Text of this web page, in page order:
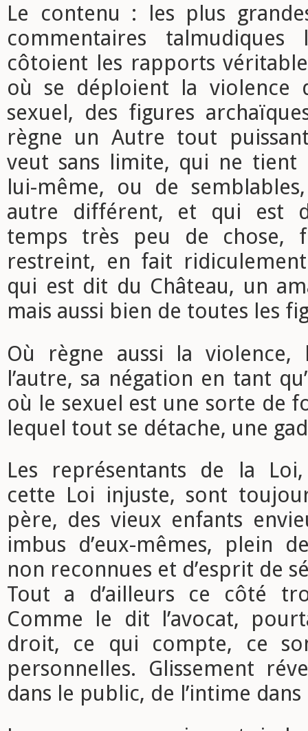
Le contenu : les plus
commentaires
côtoient les rapports
où se déploient la violence
sexuel, des figures
règne un Autre tout
veut sans limite, qui ne tient
lui-même, ou de
autre différent, et qui est
temps très peu de chose,
restreint, en fait
qui est dit du Château, un
mais aussi bien de toutes les
Où règne aussi la violence,
l’autre, sa négation en tant
où le sexuel est une sorte de
lequel tout se détache, une
Les représentants de la Loi,
cette Loi injuste, sont
père, des vieux enfants
imbus d’eux-mêmes, plein
non reconnues et d’esprit de
Tout a d’ailleurs ce côté
Comme le dit l’avocat,
droit, ce qui compte, ce
personnelles. Glissement
dans le public, de l’intime dans